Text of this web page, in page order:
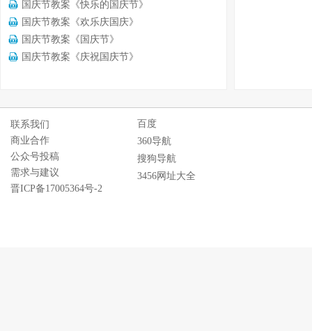
国庆节教案《快乐的国庆节》
国庆节教案《欢乐庆国庆》
国庆节教案《国庆节》
国庆节教案《庆祝国庆节》
联系我们
商业合作
公众号投稿
需求与建议
晋ICP备17005364号-2
百度
360导航
搜狗导航
3456网址大全